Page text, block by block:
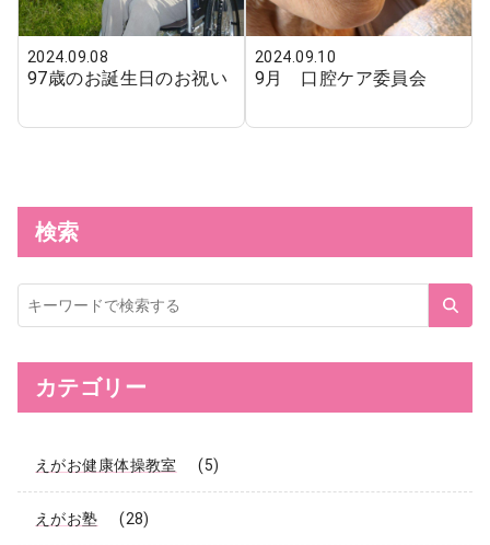
2024.09.08
97歳のお誕生日のお祝い
2024.09.10
9月 口腔ケア委員会
検索
サ
イ
ト
検
カテゴリー
えがお健康体操教室 (5)
えがお塾 (28)